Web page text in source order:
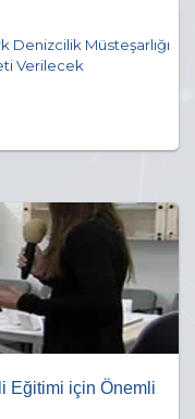
Denizcilik Müsteşarlığı
Verilecek
Eğitimi için Önemli